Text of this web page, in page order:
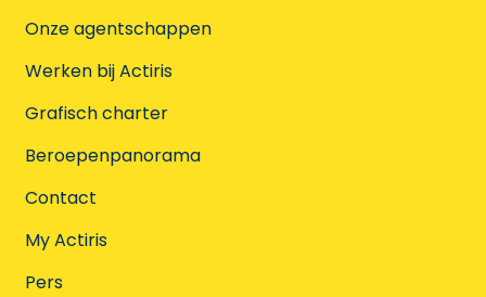
Onze agentschappen
Werken bij Actiris
Grafisch charter
Beroepenpanorama
Contact
My Actiris
Pers